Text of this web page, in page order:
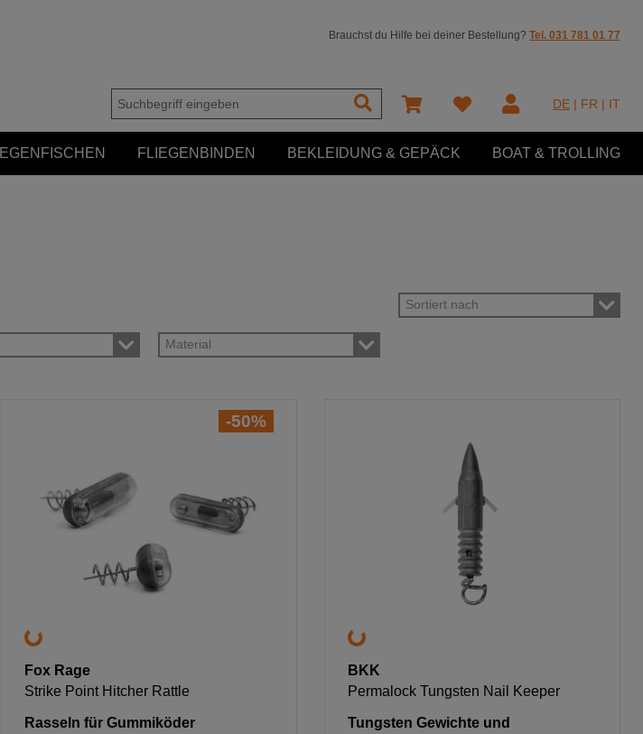
Brauchst du Hilfe bei deiner Bestellung? Tel. 031 781 01 77
DE FR IT
FLIEGENBINDEN BEKLEIDUNG & GEPÄCK BOAT & TROLLING
Sortiert nach
Material
-50%
Fox Rage
Strike Point Hitcher Rattle
Rasseln für Gummiköder
BKK
Permalock Tungsten Nail Keeper
Tungsten Gewichte und